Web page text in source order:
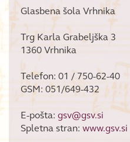
Glasbena šola Vrhnika
Trg Karla Grabeljška 3
1360 Vrhnika
Telefon: 01 / 750-62-40
GSM: 051/649-432
E-pošta: gsv@gsv.si
Spletna stran: www.gsv.si